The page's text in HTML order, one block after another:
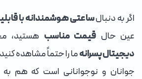
اگر به دنبالساعتی هوشمندانه با
عین حال قیمت مناسب هستید،
دیجیتال پسرانهما را حتماً مشاهده
جوانان و نوجوانانی است که هم